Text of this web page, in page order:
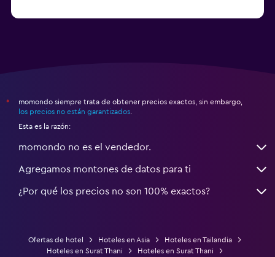
*
momondo siempre trata de obtener precios exactos, sin embargo,
los precios no están garantizados
Esta es la razón:
momondo no es el vendedor.
Agregamos montones de datos para ti
¿Por qué los precios no son 100% exactos?
Ofertas de hotel Hoteles en Asia
Hoteles en Tailandia
Hoteles en Surat Thani
Hoteles en Surat Thani